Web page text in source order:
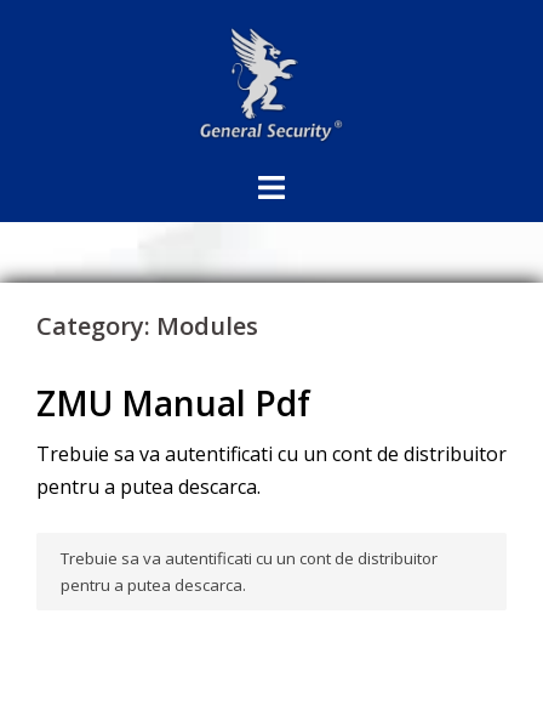
Category: Modules
ZMU Manual Pdf
Trebuie sa va autentificati cu un cont de distribuitor
pentru a putea descarca.
Trebuie sa va autentificati cu un cont de distribuitor
pentru a putea descarca.